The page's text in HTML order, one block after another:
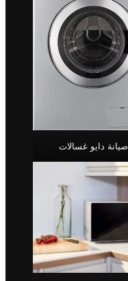
صيانة دايو غسالات